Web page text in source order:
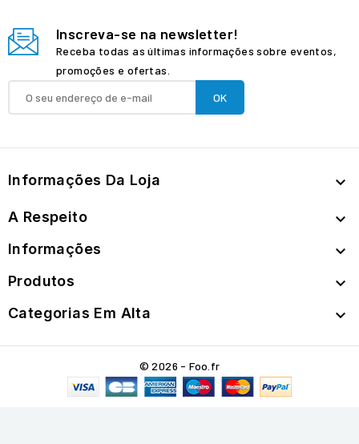
Inscreva-se na newsletter!
Receba todas as últimas informações sobre eventos,
promoções e ofertas.
Informações Da Loja 
A Respeito 
Informações 
Produtos 
Categorias Em Alta 
© 2026 - Foo.fr